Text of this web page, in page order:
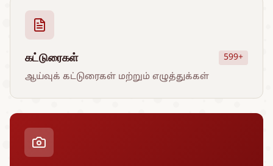
கட்டுரைகள்
599+
ஆய்வுக் கட்டுரைகள் மற்றும் எழுத்துக்கள்